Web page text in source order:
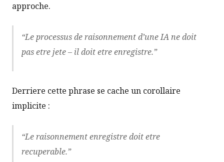
approche.
“Le processus de raisonnement d’une IA ne doit
pas etre jete – il doit etre enregistre.”
Derriere cette phrase se cache un corollaire
implicite :
“Le raisonnement enregistre doit etre
recuperable.”